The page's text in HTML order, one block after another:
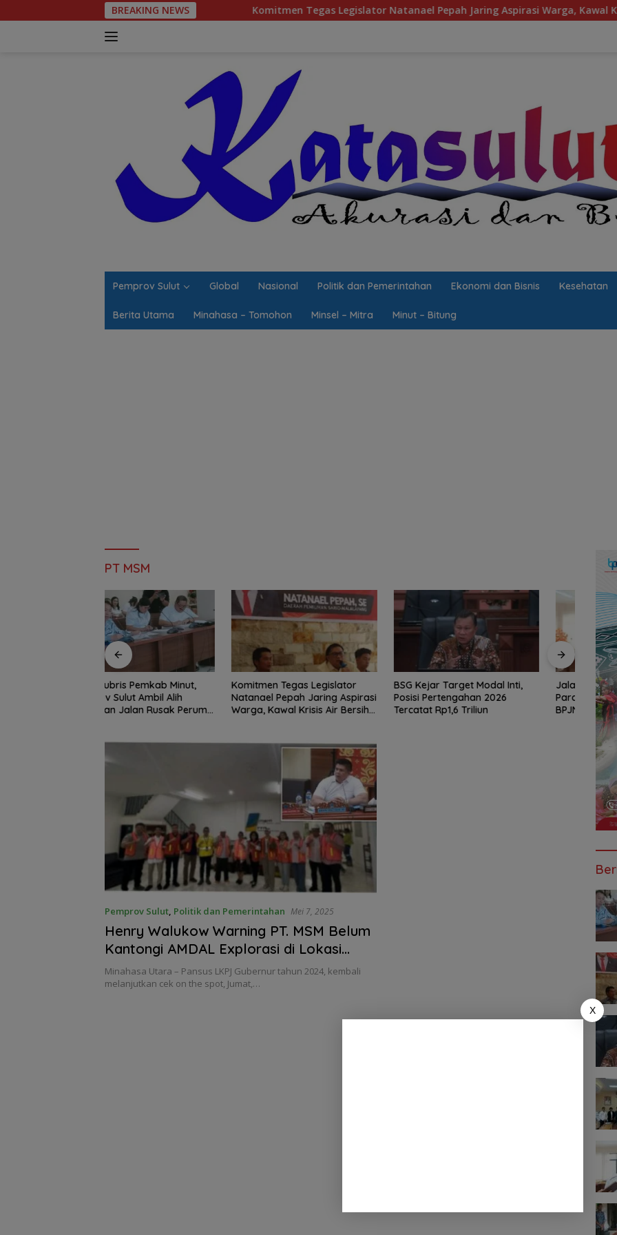
ke
BREAKING NEWSKomitmen Tegas Legislator Natanael Pepah Jaring Aspirasi Warga, Kawal Krisis Air
Pemprov Sulut Global Nasional Politik dan Pemerintahan Ekonomi dan Bisnis Kesehatan
Berita Utama Minahasa – Tomohon Minsel – Mitra Minut – Bitung
PT MSM
Komitmen Tegas Legislator
Natanael Pepah Jaring Aspirasi
Warga, Kawal Krisis Air Bersih
BSG Kejar Target Modal Inti,
Posisi Pertengahan 2026
Tercatat Rp1,6 Triliun
Jalan Berlubang Picu Macet
Parah Winangun–Pineleng,
BPJN Sulut Pastikan
Pemprov Sulut, Politik dan Pemerintahan Mei 7, 2025
Henry Walukow Warning PT. MSM Belum
Kantongi AMDAL Explorasi di Lokasi
Tatelu Talawaan
Minahasa Utara – Pansus LKPJ Gubernur tahun 2024, kembali
melanjutkan cek on the spot, Jumat,…
X